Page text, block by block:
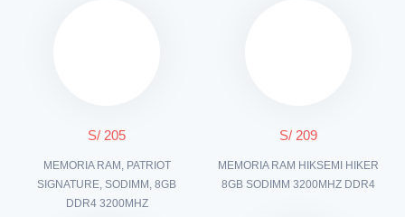
S/ 205
MEMORIA RAM, PATRIOT
SIGNATURE, SODIMM, 8GB
DDR4 3200MHZ
S/ 209
MEMORIA RAM HIKSEMI HIKER
8GB SODIMM 3200MHZ DDR4